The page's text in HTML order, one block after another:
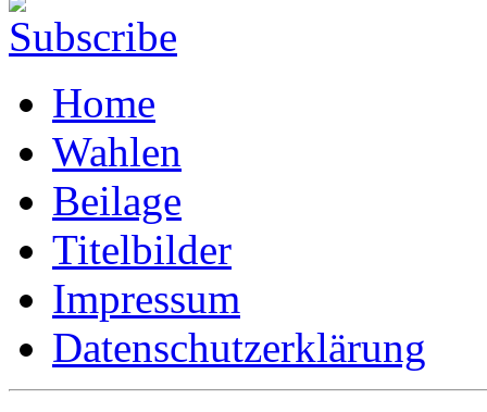
Home
Wahlen
Beilage
Titelbilder
Impressum
Datenschutzerklärung